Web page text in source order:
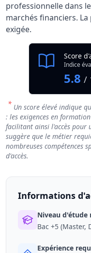
professionnelle dans
marchés financiers.
exigée.
Score
Indice
5.8 /
* Un score élevé indique
: les exigences en
facilitant ainsi l'accès pour
suggère que le métier
nombreuses compétences
d'accès.
Informations
Niveau d'étude
Bac +5
Expérience